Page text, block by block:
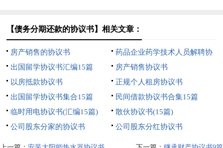
【债务分期还款的协议书】相关文章：
房产销售的协议书
药品企业药学技术人员解聘协
议书
出国留学协议书汇编15篇
房产销售协议书
以房抵款协议书
正规个人租房协议书
出国留学协议书集合15篇
民间借款协议书合集15篇
临时用电协议书(汇编15篇)
散伙协议书(15篇)
公司股东分家的协议书
公司股东分红协议书